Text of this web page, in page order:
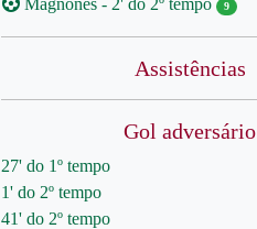
Magnones - 2' do 2º tempo 9
Assistências
Gol adversário
27' do 1º tempo
1' do 2º tempo
41' do 2º tempo